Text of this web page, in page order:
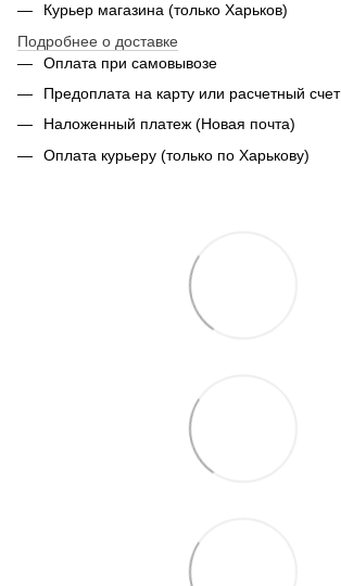
Курьер магазина (только Харьков)
Подробнее о доставке
Оплата при самовывозе
Предоплата на карту или расчетный счет
Наложенный платеж (Новая почта)
Оплата курьеру (только по Харькову)